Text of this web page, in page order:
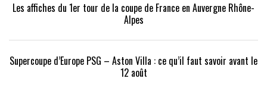
Les affiches du 1er tour de la coupe de France en Auvergne Rhône-
Alpes
Supercoupe d’Europe PSG – Aston Villa : ce qu’il faut savoir avant le
12 août